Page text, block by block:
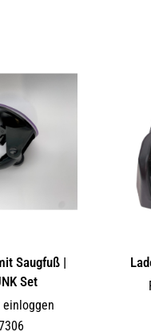
Saugfuß |
Set